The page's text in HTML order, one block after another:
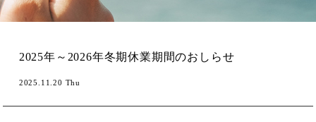
2025年～2026年冬期休業期間のおしらせ
2025.11.20 Thu